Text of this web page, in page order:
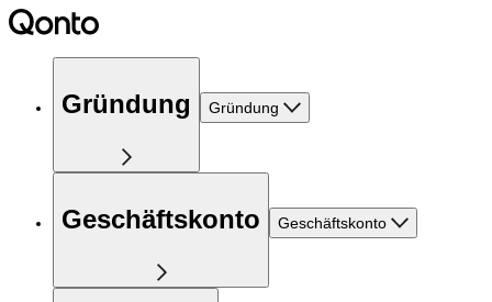
Gründung Gründung
Geschäftskonto Geschäftskonto